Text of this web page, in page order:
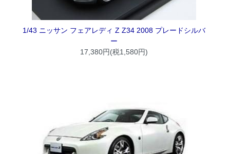
1/43 ニッサン フェアレディ Z Z34 2008 プレードシルバ
ー
17,380円(税1,580円)